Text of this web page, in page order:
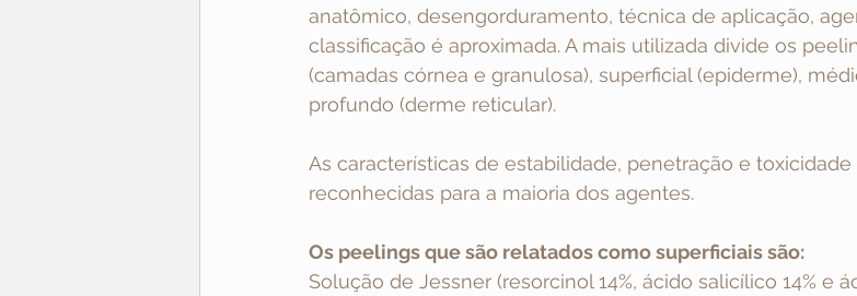
anatômico, desengorduramento, técnica de aplicação,
classificação é aproximada. A mais utilizada divide os
(camadas córnea e granulosa), superficial (epiderme),
profundo (derme reticular).
As características de estabilidade, penetração e
reconhecidas para a maioria dos agentes.
Os peelings que são relatados como superficiais são:
Solução de Jessner (resorcinol 14%, ácido salicílico 14% e